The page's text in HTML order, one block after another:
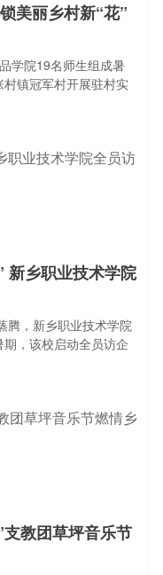
美丽乡村新“花”
学院19名师生组成暑
镇冠军村开展驻村实
新乡职业技术学院
腾，新乡职业技术学院
，该校启动全员访企
教团草坪音乐节